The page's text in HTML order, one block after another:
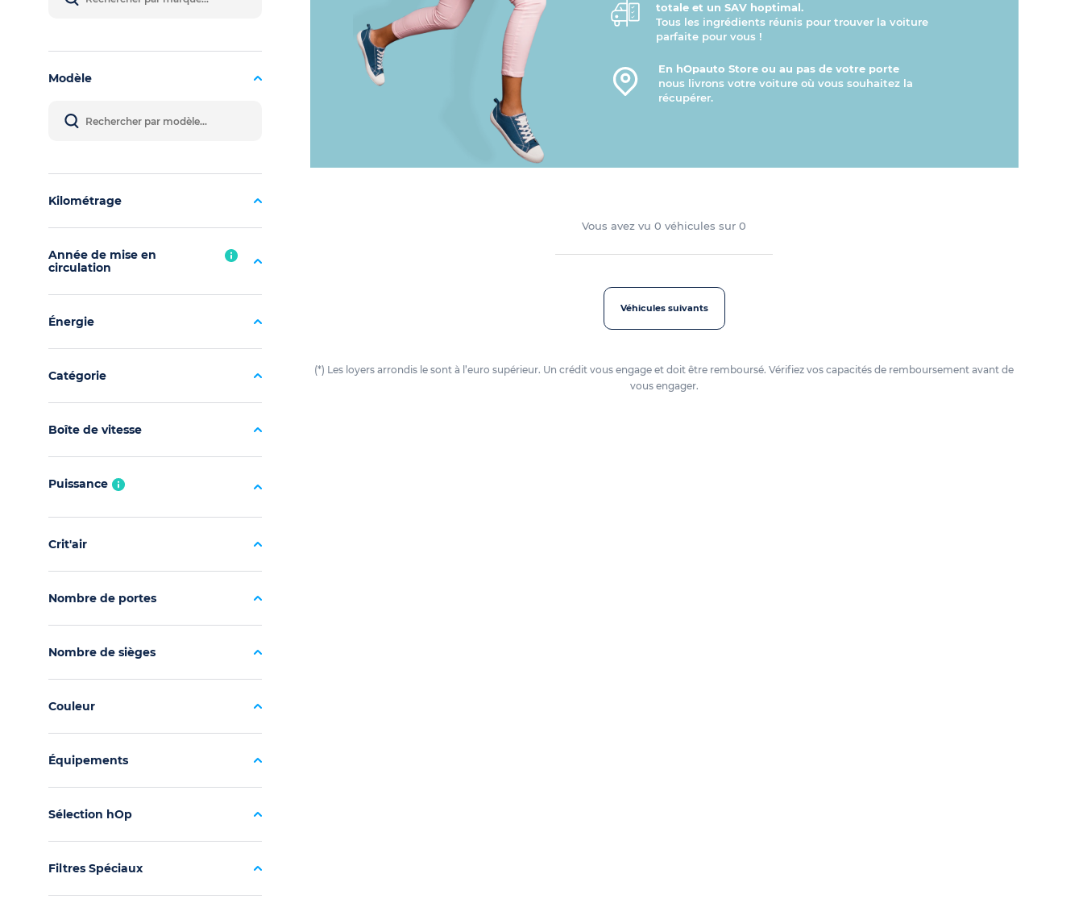
Modèle
Kilométrage
Année de mise en
circulation
Énergie
Catégorie
Boîte de vitesse
Puissance
Crit'air
Nombre de portes
Nombre de sièges
Couleur
Équipements
Sélection hOp
Filtres Spéciaux
totale et un SAV hoptimal.
Tous les ingrédients réunis pour trouver la voiture
parfaite pour vous !
En hOpauto Store ou au pas de votre porte
nous livrons votre voiture où vous souhaitez la
récupérer.
Vous avez vu 0véhicules sur0
Véhicules suivants
(*) Les loyers arrondis le sont à l’euro supérieur. Un crédit vous engage et doit être remboursé. Vérifiez vos capacités de remboursement avant de
vous engager.